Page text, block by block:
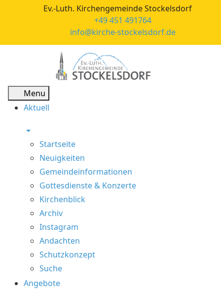
Ev.-Luth. Kirchengemeinde Stockelsdorf
+49 451 491764
info@kirche-stockelsdorf.de
Menu
Aktuell
Startseite
Neuigkeiten
Gemeindeinformationen
Gottesdienste & Konzerte
Kirchenblick
Archiv
Instagram
Andachten
Schutzkonzept
Suche
Angebote